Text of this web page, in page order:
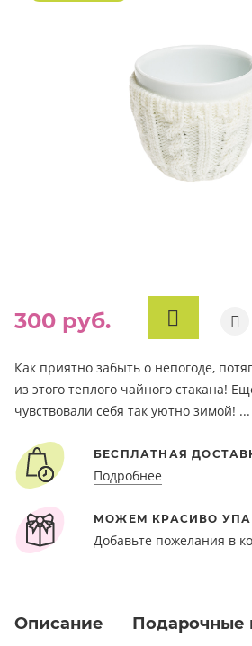
300 руб.
Как приятно забыть о непогоде,
из этого теплого чайного стакана!
чувствовали себя так уютно зимой! ...
БЕСПЛАТНАЯ
Подробнее
МОЖЕМ КРАСИВО
Добавьте пожелания в
Описание Подарочные